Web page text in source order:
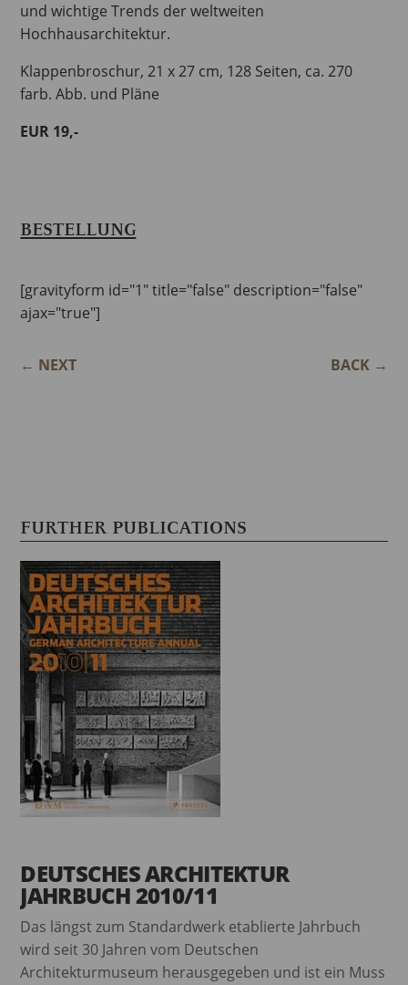
und wichtige Trends der weltweiten
Hochhausarchitektur.
Klappenbroschur, 21 x 27 cm, 128 Seiten, ca. 270
farb. Abb. und Pläne
EUR 19,-
BESTELLUNG
[gravityform id="1" title="false" description="false"
ajax="true"]
← NEXT BACK→
FURTHER PUBLICATIONS
DEUTSCHES ARCHITEKTUR
JAHRBUCH 2010/11
Das längst zum Standardwerk etablierte Jahrbuch
wird seit 30 Jahren vom Deutschen
Architekturmuseum herausgegeben und ist ein Muss